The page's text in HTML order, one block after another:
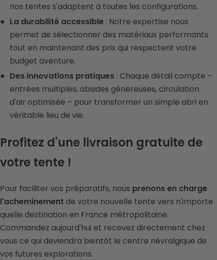
nos tentes s'adaptent à toutes les configurations.
La durabilité accessible : Notre expertise nous
permet de sélectionner des matériaux performants
tout en maintenant des prix qui respectent votre
budget aventure.
Des innovations pratiques : Chaque détail compte –
entrées multiples, absides généreuses, circulation
d'air optimisée – pour transformer un simple abri en
véritable lieu de vie.
Profitez d'une livraison gratuite de
votre tente !
Pour faciliter vos préparatifs, nous prenons en charge
l'acheminement de votre nouvelle tente vers n'importe
quelle destination en France métropolitaine.
Commandez aujourd'hui et recevez directement chez
vous ce qui deviendra bientôt le centre névralgique de
vos futures explorations.